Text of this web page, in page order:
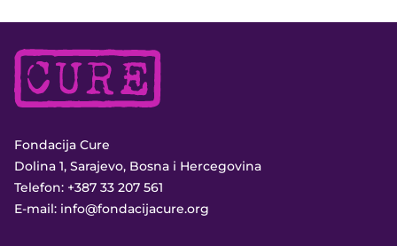
Fondacija Cure
Dolina 1, Sarajevo, Bosna i Hercegovina
Telefon: +387 33 207 561
E-mail: info@fondacijacure.org